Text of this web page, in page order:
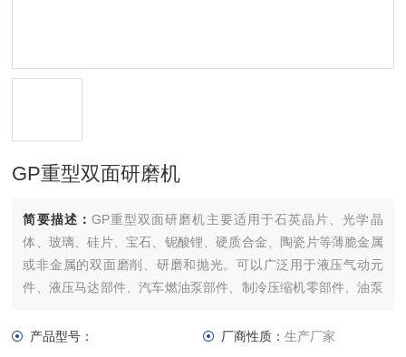
GP重型双面研磨机
简要描述： GP重型双面研磨机主要适用于石英晶片、光学晶
体、玻璃、硅片、宝石、铌酸锂、硬质合金、陶瓷片等薄脆金属
或非金属的双面磨削、研磨和抛光。可以广泛用于液压气动元
件、液压马达部件、汽车燃油泵部件、制冷压缩机零部件、油泵
活塞环、量刃具、模具、仪表、硬质合金刀片、陶瓷阀芯、磁性
产品型号： 厂商性质： 生产厂家